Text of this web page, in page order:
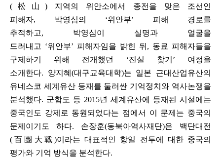
( 松山 ) 지역의 위안소에서 종전을 맞은 조선인
피해자, 박영심의 ‘위안부’ 피해 경로를
추적하고, 박영심이 실명과 얼굴을
드러내고 ‘위안부’ 피해자임을 밝힌 뒤 , 동료 피해자들을
구제하기 위해 전개했던 ‘진실 찾기 ’ 여정을
소개한다. 양지혜 (대구교육대학)는 일본 근대산업유산의
유네스코 세계유산 등재를 둘러싼 기억정치와 역사논쟁을
분석했다. 군함도 등 2015년 세계유산에 등재된 시설에는
중국인도 강제로 동원되었다는 점에서 이 문제는 중국의
문제이기도 하다. 손장훈(동북아역사재단)은 백단대전
( 百團大戰 )이라는 대표적인 항일 전투에 대한 중국의
평가와 기억 방식을 분석한다.